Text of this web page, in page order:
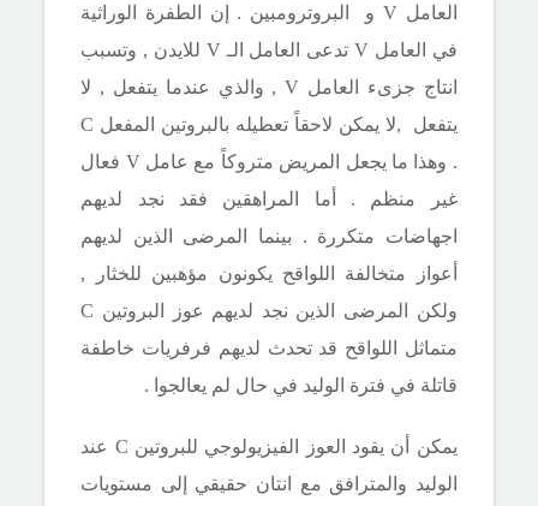
العاملV و البروترومبين . إن الطفرة الوراثية
في العامل V تدعى العامل الـV للايدن , وتسبب
انتاج جزىء العامل V ,
والذي عندما يتفعل , لا
يتفعل ,لا يمكن لاحقاً تعطيله بالبروتين المفعل C
. وهذا ما يجعل المريض متروكاً مع عاملV فعال
غير منظم . أما المراهقين فقد نجد لديهم
اجهاضات متكررة . بينما المرضى الذين لديهم
أعواز متخالفة اللواقح يكونون مؤهبين للخثار ,
ولكن المرضى الذين نجد لديهم عوز البروتين C
متماثل اللواقح قد تحدث لديهم فرفريات خاطفة
قاتلة في فترة الوليد في حال لم يعالجوا .
يمكن أن يقود العوز الفيزيولوجي للبروتين C عند
الوليد والمترافق مع انتان حقيقي إلى مستويات